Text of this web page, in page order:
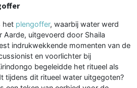
het plengoffer, waarbij water werd
Aarde, uitgevoerd door Shaila
indrukwekkende momenten van de
en voorlichter bij
begeleidde het ritueel als
tijdens dit ritueel water uitgegoten?